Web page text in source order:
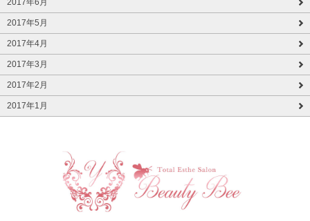
2017年5月
2017年4月
2017年3月
2017年2月
2017年1月